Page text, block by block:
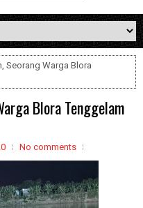
Seorang Warga Blora
Blora Tenggelam
No comments